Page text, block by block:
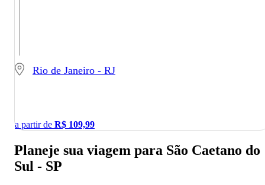
Rio de Janeiro - RJ
a partir de R$ 109,99
Planeje sua viagem para São Caetano do
Sul - SP